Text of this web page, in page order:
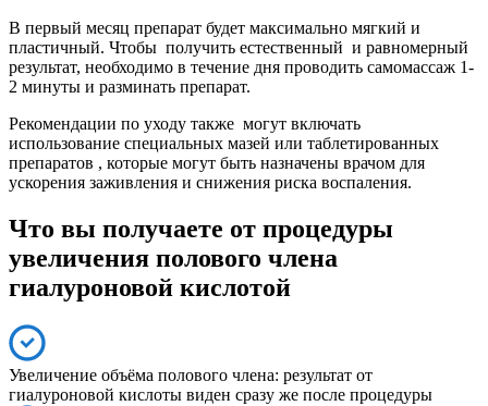
В первый месяц препарат будет максимально мягкий и
пластичный. Чтобы получить естественный и равномерный
результат, необходимо в течение дня проводить самомассаж 1-
2 минуты и разминать препарат.
Рекомендации по уходу также могут включать
использование специальных мазей или таблетированных
препаратов , которые могут быть назначены врачом для
ускорения заживления и снижения риска воспаления.
Что вы получаете от процедуры
увеличения полового члена
гиалуроновой кислотой
Увеличение объёма полового члена: результат от
гиалуроновой кислоты виден сразу же после процедуры